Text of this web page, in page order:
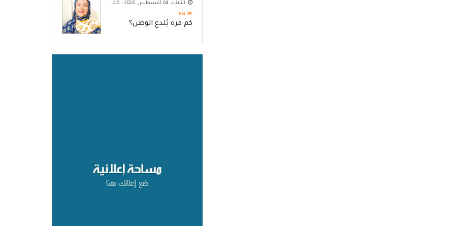
الثلاثاء, 04 أغسطس 2026 - 10:46 م
104
كم مرة يُلدغ الوطن؟